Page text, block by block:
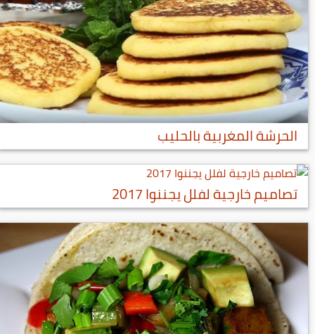
الحرشة المغربية بالحليب
تصاميم خارجية لفلل يجننوا 2017